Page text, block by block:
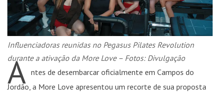
Influenciadoras reunidas no Pegasus Pilates Revolution
durante a ativação da More Love – Fotos: Divulgação
A ntes de desembarcar oficialmente em Campos do
Jordão, a More Love apresentou um recorte de sua proposta